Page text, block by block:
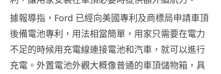
據報導指，Ford 已經向美國專利及商標局申請車頂
後備電池專利，用法相當簡單，用家只需要在電力
不足的時候用充電線連接電池和汽車，就可以進行
充電。外置電池外觀大概像普通的車頂儲物箱，具